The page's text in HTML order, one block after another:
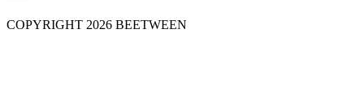
COPYRIGHT 2026 BEETWEEN